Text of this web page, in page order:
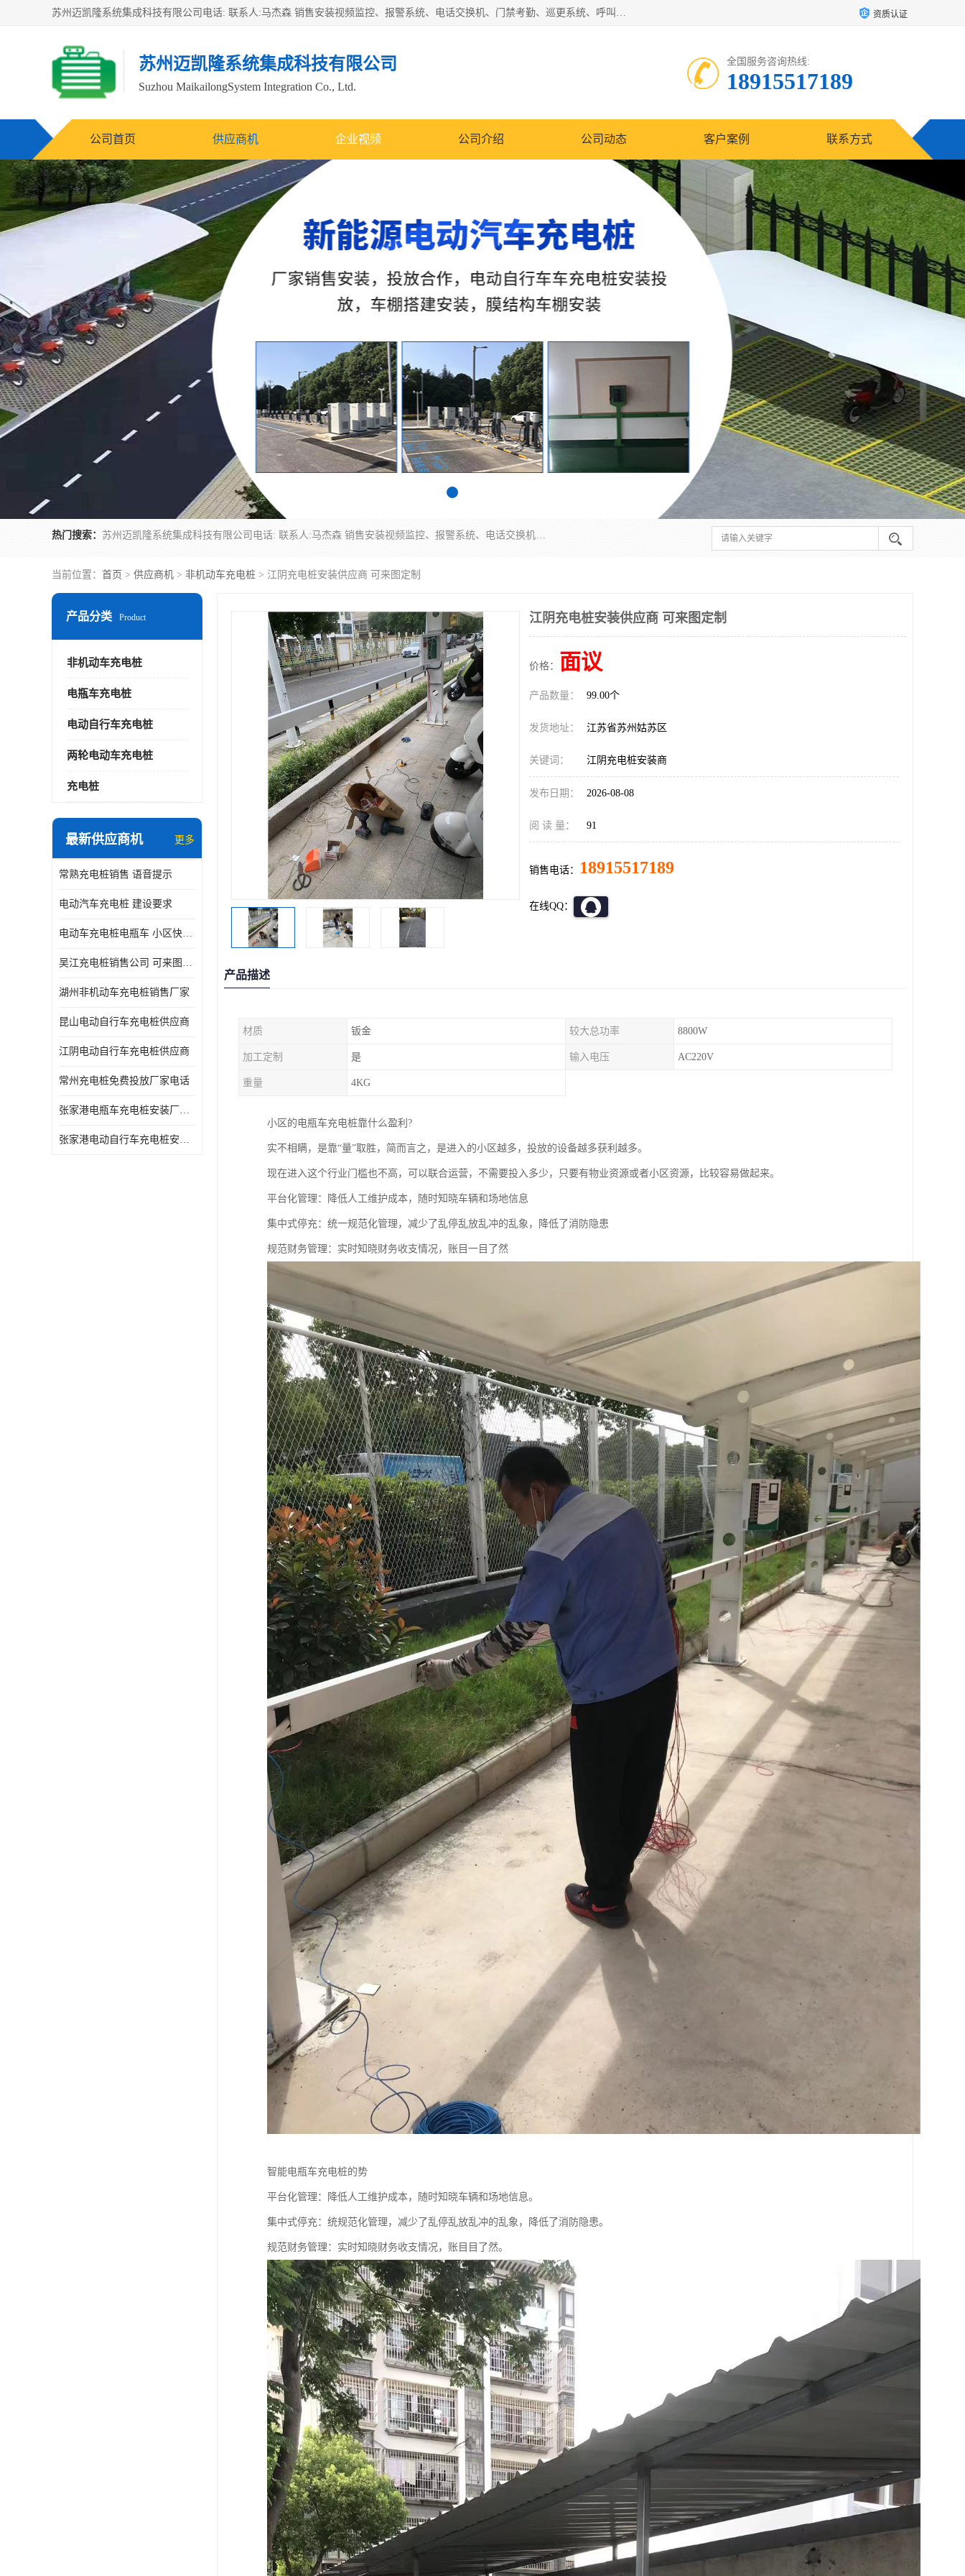
苏州迈凯隆系统集成科技有限公司电话: 联系人:马杰森 销售安装视频监控、报警系统、电话交换机、门禁考勤、巡更系统、呼叫对讲系统、停车场道闸、智能家居、广播系统、综合布线、办公设备、电子商务软件、网络工程、酒店门锁系列 系统集成、VOD视频点播、LED显示屏、节能产品、USP电源、收银机等弱电及智能化项目。 资质认证
苏州迈凯隆系统集成科技有限公司
Suzhou MaikailongSystem Integration Co., Ltd.
全国服务咨询热线:
18915517189
公司首页 供应商机 企业视频 公司介绍 公司动态 客户案例 联系方式
热门搜索： 苏州迈凯隆系统集成科技有限公司电话: 联系人:马杰森 销售安装视频监控、报警系统、电话交换机、门禁考勤、巡更系统、呼叫对讲系统、停车场道闸、智能家居、广播系统、综合布线、办公设备、电子商务软件、网络工程、酒店门锁系列 系统集成、VOD视频点播、LED显示屏、节能产品、USP电源、收银机等弱电及智能化项目。
当前位置： 首页 > 供应商机 > 非机动车充电桩 > 江阴充电桩安装供应商 可来图定制
产品分类 Product
非机动车充电桩
电瓶车充电桩
电动自行车充电桩
两轮电动车充电桩
充电桩
最新供应商机 更多
常熟充电桩销售 语音提示
电动汽车充电桩 建设要求
电动车充电桩电瓶车 小区快速电动自行车充电站
吴江充电桩销售公司 可来图定制
湖州非机动车充电桩销售厂家
昆山电动自行车充电桩供应商
江阴电动自行车充电桩供应商
常州充电桩免费投放厂家电话
张家港电瓶车充电桩安装厂家电话
张家港电动自行车充电桩安装供货商
江阴充电桩安装供应商 可来图定制
价格： 面议
产品数量： 99.00个
发货地址： 江苏省苏州姑苏区
关键词： 江阴充电桩安装商
发布日期： 2026-08-08
阅 读 量： 91
销售电话： 18915517189
在线QQ：
产品描述
材质 钣金 较大总功率 8800W
加工定制 是 输入电压 AC220V
重量 4KG
小区的电瓶车充电桩靠什么盈利?
实不相瞒，是靠“量”取胜，简而言之，是进入的小区越多，投放的设备越多获利越多。
现在进入这个行业门槛也不高，可以联合运营，不需要投入多少，只要有物业资源或者小区资源，比较容易做起来。
平台化管理：降低人工维护成本，随时知晓车辆和场地信息
集中式停充：统一规范化管理，减少了乱停乱放乱冲的乱象，降低了消防隐患
规范财务管理：实时知晓财务收支情况，账目一目了然
智能电瓶车充电桩的势
平台化管理：降低人工维护成本，随时知晓车辆和场地信息。
集中式停充：统规范化管理，减少了乱停乱放乱冲的乱象，降低了消防隐患。
规范财务管理：实时知晓财务收支情况，账目目了然。